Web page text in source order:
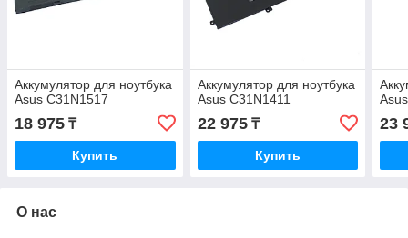
Аккумулятор для ноутбука
Asus C31N1517
18 975 ₸
Купить
Аккумулятор для ноутбука
Asus C31N1411
22 975₸
Купить
23
О нас